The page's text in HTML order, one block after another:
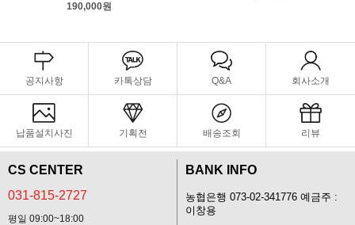
190,000원
공지사항 카톡상담 Q&A 회사소개
납품설치사진 기획전 배송조회 리뷰
CS CENTER
031-815-2727
평일 09:00~18:00
BANK INFO
농협은행 073-02-341776 예금주 :
이창용